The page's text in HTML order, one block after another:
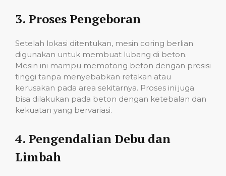
3. Proses Pengeboran
Setelah lokasi ditentukan, mesin coring berlian
digunakan untuk membuat lubang di beton.
Mesin ini mampu memotong beton dengan presisi
tinggi tanpa menyebabkan retakan atau
kerusakan pada area sekitarnya. Proses ini juga
bisa dilakukan pada beton dengan ketebalan dan
kekuatan yang bervariasi.
4. Pengendalian Debu dan
Limbah